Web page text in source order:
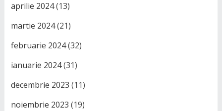
aprilie 2024(13)
martie 2024(21)
februarie 2024(32)
ianuarie 2024(31)
decembrie 2023 (11)
noiembrie 2023 (19)